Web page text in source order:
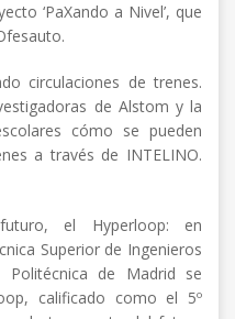
‘PaXando a Nivel’, que
circulaciones de trenes.
de Alstom y la
cómo se pueden
a través de INTELINO.
el Hyperloop: en
Superior de Ingenieros
Politécnica de Madrid se
calificado como el 5º